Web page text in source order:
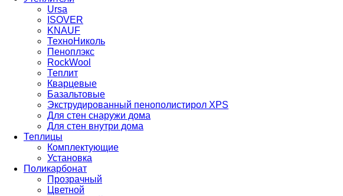
Ursa
ISOVER
KNAUF
ТехноНиколь
Пеноплэкс
RockWool
Теплит
Кварцевые
Базальтовые
Экструдированный пенополистирол XPS
Для стен снаружи дома
Для стен внутри дома
Теплицы
Комплектующие
Установка
Поликарбонат
Прозрачный
Цветной